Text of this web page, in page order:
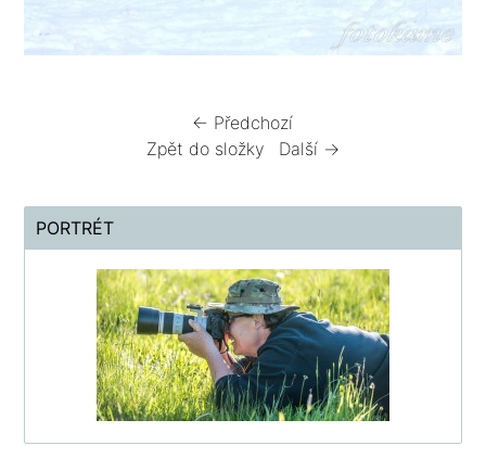
← Předchozí
Zpět do složky
Další →
PORTRÉT